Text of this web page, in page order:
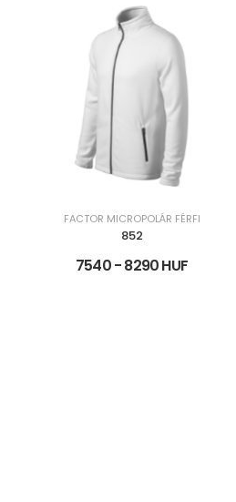
FACTOR MICROPOLÁR FÉRFI
852
7540 - 8290 HUF